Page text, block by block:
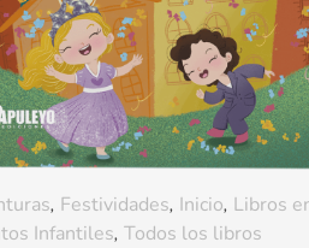
, Festividades, Inicio, Libros
Infantiles, Todos los libros